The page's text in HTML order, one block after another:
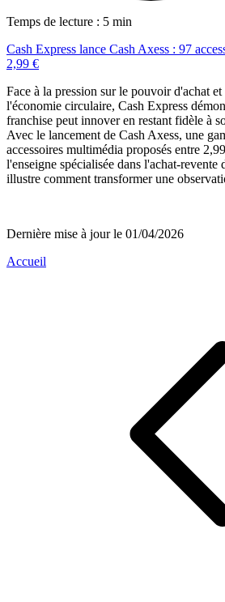
Temps de lecture : 5 min
Cash Express lance Cash Axess : 97
2,99 €
Face à la pression sur le pouvoir d'achat et
l'économie circulaire, Cash Express
franchise peut innover en restant fidèle à
Avec le lancement de Cash Axess, une
accessoires multimédia proposés entre
l'enseigne spécialisée dans l'achat-revente
illustre comment transformer une
Dernière mise à jour le 01/04/2026
Accueil